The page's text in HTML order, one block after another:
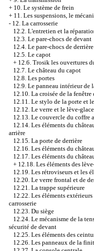
+ 10. Le système de frein
+ 11. Les suspensions, le
- 12. La carrosserie
12.2. L'entretien et la
12.3. Le pare-chocs de devant
12.4. Le pare-chocs de derrière
12.5. Le capot
+ 12.6. Trosik les ouvertures
12.7. Le château du capot
12.8. Les portes
12.9. Le panneau intérieur
12.10. La croisée de la fenêtre
12.11. Le stylo de la porte et
12.12. Le verre et le lève-glace
12.13. Le couvercle du coffre
12.14. Les éléments du
arrière
12.15. La porte de derrière
12.16. Les éléments du
12.17. Les éléments du
+ 12.18. Les éléments des
12.19. Les rétroviseurs et les
12.20. Le verre frontal et de
12.21. La trappe supérieure
12.22. Les éléments
carrosserie
12.23. Du siège
12.24. Le mécanisme de la
sécurité de devant
12.25. Les éléments des
12.26. Les panneaux de la